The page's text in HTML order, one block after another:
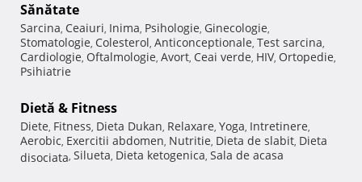
Sănătate
Sarcina, Ceaiuri, Inima, Psihologie, Ginecologie,
Stomatologie, Colesterol, Anticonceptionale, Test sarcina,
Cardiologie, Oftalmologie, Avort, Ceai verde, HIV, Ortopedie,
Psihiatrie
Dietă & Fitness
Diete, Fitness, Dieta Dukan, Relaxare, Yoga, Intretinere,
Aerobic, Exercitii abdomen, Nutritie, Dieta de slabit, Dieta
disociata, Silueta, Dieta ketogenica, Sala de acasa